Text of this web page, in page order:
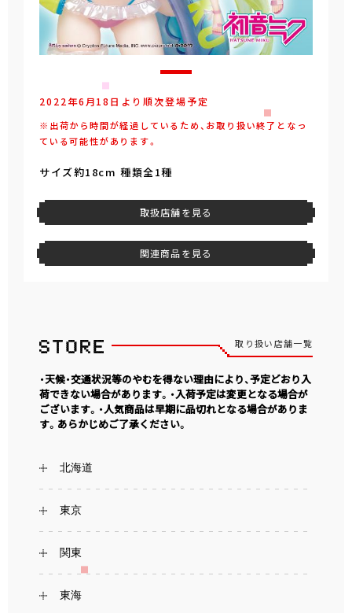
2022年6月18日より順次登場予定
※出荷から時間が経過しているため、お取り扱い終了となっ
ている可能性があります。
サイズ約18cm 種類全1種
取扱店舗を見る
関連商品を見る
取り扱い店舗一覧
・天候・交通状況等のやむを得ない理由により、予定どおり入
荷できない場合があります。・入荷予定は変更となる場合が
ございます。・人気商品は早期に品切れとなる場合がありま
す。あらかじめご了承ください。
北海道
東京
関東
東海